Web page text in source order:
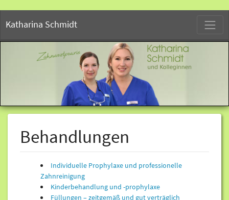
Katharina Schmidt
Behandlungen
Individuelle Prophylaxe und professionelle
Zahnreinigung
Kinderbehandlung und -prophylaxe
Füllungen – zeitgemäß und gut verträglich